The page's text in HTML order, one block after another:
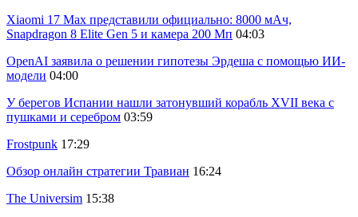
Xiaomi 17 Max представили официально: 8000 мАч,
Snapdragon 8 Elite Gen 5 и камера 200 Мп 04:03
OpenAI заявила о решении гипотезы Эрдеша с помощью ИИ-
модели 04:00
У берегов Испании нашли затонувший корабль XVII века с
пушками и серебром 03:59
Frostpunk 17:29
Обзор онлайн стратегии Травиан 16:24
The Universim 15:38